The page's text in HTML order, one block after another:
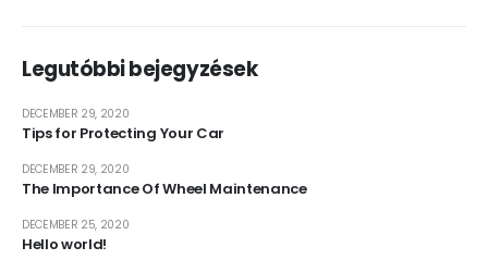
Legutóbbi bejegyzések
Tips for Protecting Your Car
DECEMBER 29, 2020
The Importance Of Wheel Maintenance
DECEMBER 29, 2020
Hello world!
DECEMBER 25, 2020